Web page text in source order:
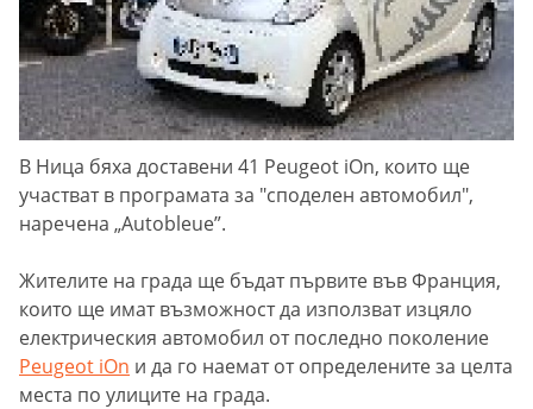
В Ница бяха доставени 41 Peugeot iOn, които ще
участват в програмата за "споделен автомобил",
наречена „Autobleue”.
Жителите на града ще бъдат първите във Франция,
които ще имат възможност да използват изцяло
електрическия автомобил от последно поколение
Peugeot iOn и да го наемат от определените за целта
места по улиците на града.